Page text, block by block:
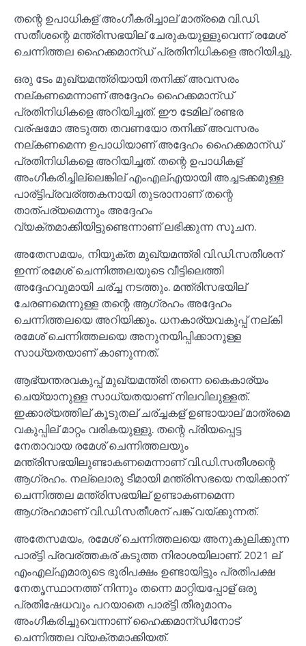
തന്റെ ഉപാധികള് അംഗീകരിച്ചാല് മാത്രമെ വി.ഡി.
സതീശന്റെ മന്ത്രിസഭയില് ചേരുകയുള്ളുവെന്ന് രമേശ്
ചെന്നിത്തല ഹൈക്കമാന്ഡ് പ്രതിനിധികളെ അറിയിച്ചു.
ഒരു ടേം മുഖ്യമന്ത്രിയായി തനിക്ക് അവസരം
നല്കണമെന്നാണ് അദ്ദേഹം ഹൈക്കമാന്ഡ്
പ്രതിനിധികളെ അറിയിച്ചത്. ഈ ടേമില് രണ്ടര
വര്ഷമോ അടുത്ത തവണയോ തനിക്ക് അവസരം
നല്കണമെന്ന ഉപാധിയാണ് അദ്ദേഹം ഹൈക്കമാന്ഡ്
പ്രതിനിധികളെ അറിയിച്ചത്. തന്റെ ഉപാധികള്
അംഗീകരിച്ചില്ലെങ്കില് എംഎല്എയായി അച്ചടക്കമുള്ള
പാര്ട്ടിപ്രവര്ത്തകനായി തുടരാനാണ് തന്റെ
താത്പര്യമെന്നും അദ്ദേഹം
വ്യക്തമാക്കിയിട്ടുണ്ടെന്നാണ് ലഭിക്കുന്ന സൂചന.
അതേസമയം, നിയുക്ത മുഖ്യമന്ത്രി വി.ഡി.സതീശന്
ഇന്ന് രമേശ് ചെന്നിത്തലയുടെ വീട്ടിലെത്തി
അദ്ദേഹവുമായി ചര്ച്ച നടത്തും. മന്ത്രിസഭയില്
ചേരണമെന്നുള്ള തന്റെ ആഗ്രഹം അദ്ദേഹം
ചെന്നിത്തലയെ അറിയിക്കും. ധനകാര്യവകുപ്പ് നല്കി
രമേശ് ചെന്നിത്തലയെ അനുനയിപ്പിക്കാനുള്ള
സാധ്യതയാണ് കാണുന്നത്.
ആഭ്യന്തരവകുപ്പ് മുഖ്യമന്ത്രി തന്നെ കൈകാര്യം
ചെയ്യാനുള്ള സാധ്യതയാണ് നിലവിലുള്ളത്.
ഇക്കാര്യത്തില് കൂടുതല് ചര്ച്ചകള് ഉണ്ടായാല് മാത്രമെ
വകുപ്പില് മാറ്റം വരികയുള്ളു. തന്റെ പ്രിയപ്പെട്ട
നേതാവായ രമേശ് ചെന്നിത്തലയും
മന്ത്രിസഭയിലുണ്ടാകണമെന്നാണ് വി.ഡി.സതീശന്റെ
ആഗ്രഹം. നല്ലൊരു ടീമായി മന്ത്രിസഭയെ നയിക്കാന്
ചെന്നിത്തല മന്ത്രിസഭയില് ഉണ്ടാകണമെന്ന
ആഗ്രഹമാണ് വി.ഡി.സതീശന് പങ്ക് വയ്ക്കുന്നത്.
അതേസമയം, രമേശ് ചെന്നിത്തലയെ അനുകുലിക്കുന്ന
പാര്ട്ടി പ്രവര്ത്തകര് കടുത്ത നിരാശയിലാണ്. 2021 ല്
എംഎല്എമാരുടെ ഭൂരിപക്ഷം ഉണ്ടായിട്ടും പ്രതിപക്ഷ
നേതൃസ്ഥാനത്ത് നിന്നും തന്നെ മാറ്റിയപ്പോള് ഒരു
പ്രതിഷേധവും പറയാതെ പാര്ട്ടി തീരുമാനം
അംഗീകരിച്ചുവെന്നാണ് ഹൈക്കമാന്ഡിനോട്
ചെന്നിത്തല വ്യക്തമാക്കിയത്.